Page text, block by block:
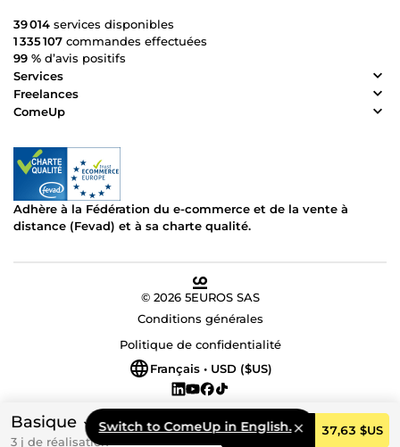
Basique
3 j de réalisation
Commander 37,63 $US
Switch to ComeUp in English.
39 014 services disponibles
1 335 107 commandes effectuées
99 % d’avis positifs
Services
Freelances
ComeUp
Adhère à la Fédération du e-commerce et de la vente à
distance (Fevad) et à sa charte qualité.
© 2026 5EUROS SAS
Conditions générales
Politique de confidentialité
Français • USD ($US)